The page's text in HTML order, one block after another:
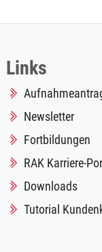
Links
Newsletter
Fortbildungen
RAK Karriere-
Downloads
Tutorial